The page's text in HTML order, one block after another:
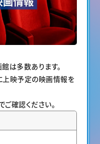
は多数あります。
映予定の映画情報を
確認ください。